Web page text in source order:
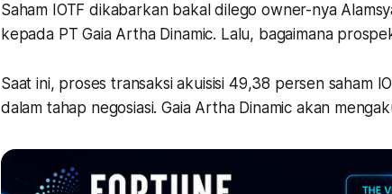
Saham IOTF dikabarkan bakal dilego owner-nya
kepada PT Gaia Artha Dinamic. Lalu, bagaimana
Saat ini, proses transaksi akuisisi 49,38 persen saham
dalam tahap negosiasi. Gaia Artha Dinamic akan